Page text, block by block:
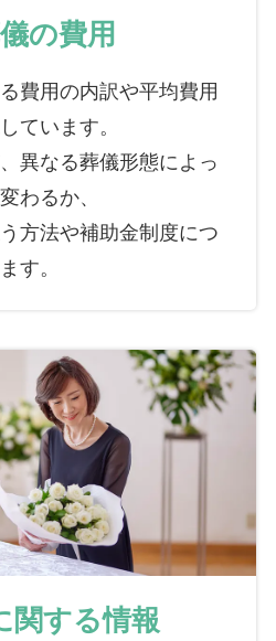
の費用
費用の内訳や平均費用
ています。
異なる葬儀形態によっ
わるか、
方法や補助金制度につ
す。
関する情報